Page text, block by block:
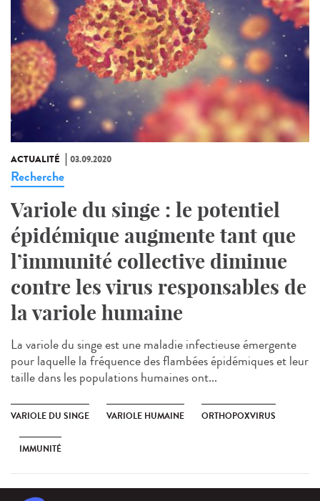
ACTUALITÉ 03.09.2020
Recherche
Variole du singe : le potentiel
épidémique augmente tant que
l’immunité collective diminue
contre les virus responsables de
la variole humaine
La variole du singe est une maladie infectieuse émergente
pour laquelle la fréquence des flambées épidémiques et leur
taille dans les populations humaines ont...
VARIOLE DU SINGE VARIOLE HUMAINE ORTHOPOXVIRUS
IMMUNITÉ